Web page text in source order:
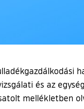
és az
mellékletben